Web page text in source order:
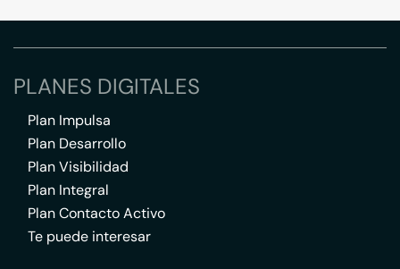
PLANES DIGITALES
Plan Impulsa
Plan Desarrollo
Plan Visibilidad
Plan Integral
Plan Contacto Activo
Te puede interesar